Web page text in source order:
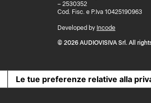
– 2530352
Cod. Fisc. e P.Iva 10425190963
Developed by Incode
© 2026 AUDIOVISIVA Srl. All
Le tue preferenze relative alla